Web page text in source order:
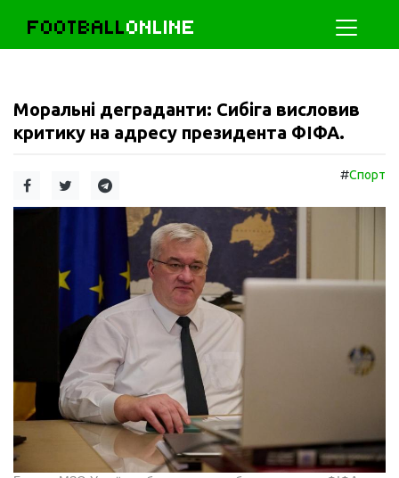
FOOTBALLONLINE
Моральні деграданти: Сибіга висловив
критику на адресу президента ФІФА.
#Спорт